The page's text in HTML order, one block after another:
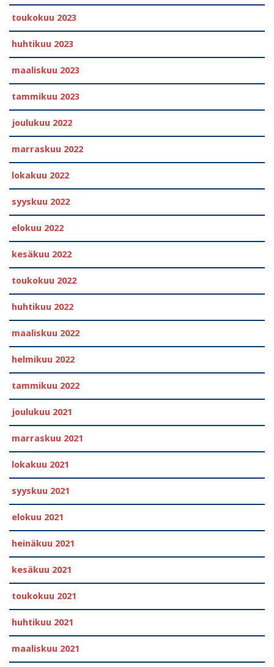
toukokuu 2023
huhtikuu 2023
maaliskuu 2023
tammikuu 2023
joulukuu 2022
marraskuu 2022
lokakuu 2022
syyskuu 2022
elokuu 2022
kesäkuu 2022
toukokuu 2022
huhtikuu 2022
maaliskuu 2022
helmikuu 2022
tammikuu 2022
joulukuu 2021
marraskuu 2021
lokakuu 2021
syyskuu 2021
elokuu 2021
heinäkuu 2021
kesäkuu 2021
toukokuu 2021
huhtikuu 2021
maaliskuu 2021